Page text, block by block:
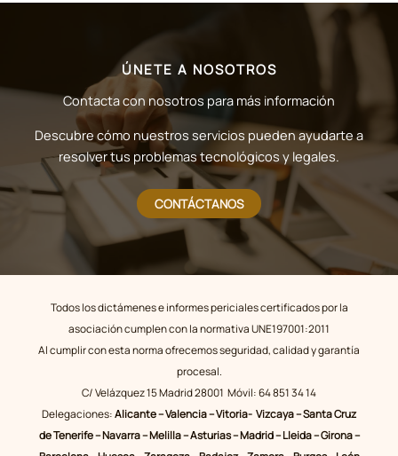
ÚNETE A NOSOTROS
Contacta con nosotros para más información
Descubre cómo nuestros servicios pueden ayudarte a
resolver tus problemas tecnológicos y legales.
CONTÁCTANOS
Todos los dictámenes e informes periciales certificados por la
asociación cumplen con la normativa UNE197001:2011
Al cumplir con esta norma ofrecemos seguridad, calidad y garantía
procesal.
C/ Velázquez 15 Madrid 28001 Móvil: 64 851 34 14
Delegaciones:Alicante – Valencia – Vitoria- Vizcaya – Santa Cruz
de Tenerife – Navarra – Melilla – Asturias – Madrid – Lleida – Girona –